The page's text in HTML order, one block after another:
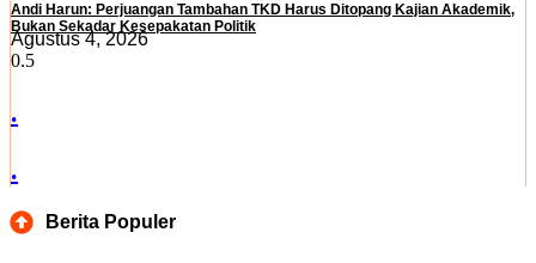
Andi Harun: Perjuangan Tambahan TKD Harus Ditopang Kajian Akademik,
Bukan Sekadar Kesepakatan Politik
Agustus 4, 2026
.
.
Berita Populer